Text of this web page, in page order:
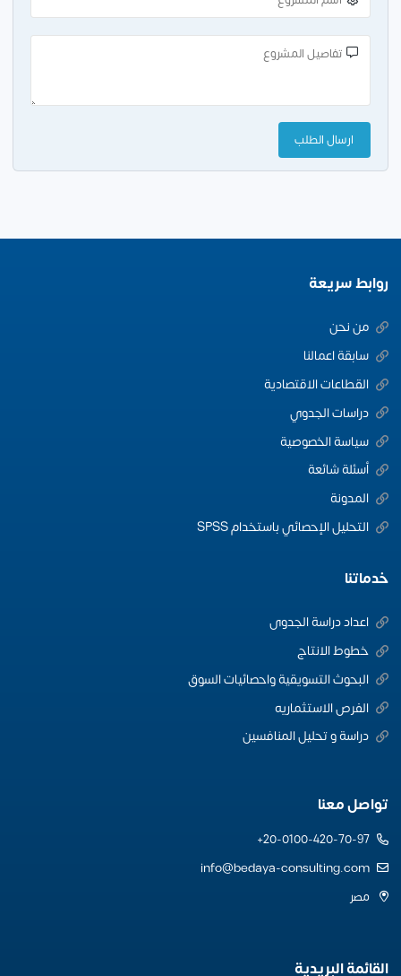
روابط سريعة
من نحن
سابقة اعمالنا
القطاعات الاقتصادية
دراسات الجدوي
سياسة الخصوصية
أسئلة شائعة
المدونة
التحليل الإحصائي باستخدام SPSS
خدماتنا
اعداد دراسة الجدوى
خطوط الانتاج
البحوث التسويقية واحصائيات السوق
الفرص الاستثماريه
دراسة و تحليل المنافسين
تواصل معنا
20-0100-420-70-97+
info@bedaya-consulting.com
مصر
القائمة البريدية